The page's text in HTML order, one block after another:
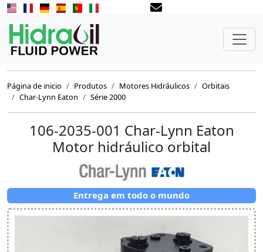
Página de inicio Produtos Motores Hidráulicos
Orbitais
Char-Lynn Eaton
Série 2000
106-2035-001 Char-Lynn Eaton
Motor hidráulico orbital
Entrega em todo o mundo